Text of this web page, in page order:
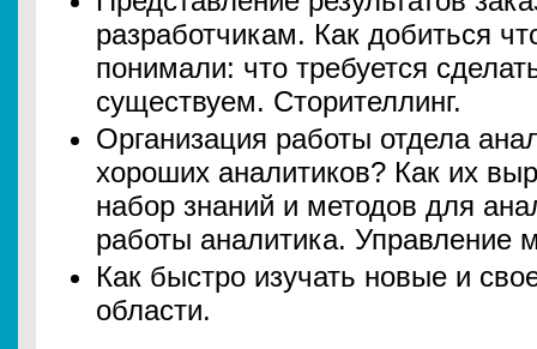
разработчикам. Как добиться
понимали: что требуется
существуем. Сторителлинг.
Организация работы отдела
хороших аналитиков? Как их
набор знаний и методов для
работы аналитика. Управление
Как быстро изучать новые и
области.